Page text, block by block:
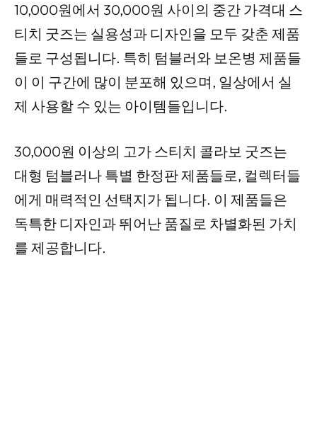
10,000원에서 30,000원 사이의 중간 가격대 스
티치 굿즈는 실용성과 디자인을 모두 갖춘 제품
들로 구성됩니다. 특히 텀블러와 보온병 제품들
이 이 구간에 많이 분포해 있으며, 일상에서 실
제 사용할 수 있는 아이템들입니다.
30,000원 이상의 고가 스티치 콜라보 굿즈는
대형 텀블러나 특별 한정판 제품들로, 컬렉터들
에게 매력적인 선택지가 됩니다. 이 제품들은
독특한 디자인과 뛰어난 품질로 차별화된 가치
를 제공합니다.